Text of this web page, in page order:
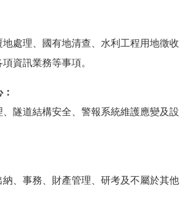
處理、國有地清查、水利工程用地徵收
資訊業務等事項。
隧道結構安全、警報系統維護應變及設
、事務、財產管理、研考及不屬於其他